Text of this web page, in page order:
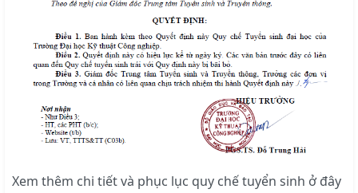
Xem thêm chi tiết và phục lục quy chế tuyển sinh ở đây